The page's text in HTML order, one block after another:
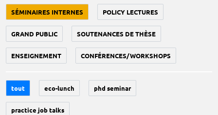
SÉMINAIRES INTERNES POLICY LECTURES
GRAND PUBLIC SOUTENANCES DE THÈSE
ENSEIGNEMENT CONFÉRENCES/WORKSHOPS
tout eco-lunch phd seminar
practice job talks